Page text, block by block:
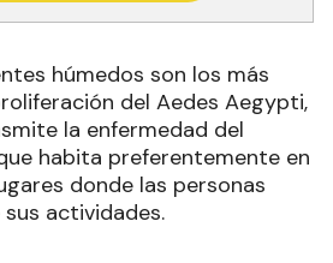
húmedos son los más
del Aedes Aegypti,
la enfermedad del
habita preferentemente en
donde las personas
actividades.